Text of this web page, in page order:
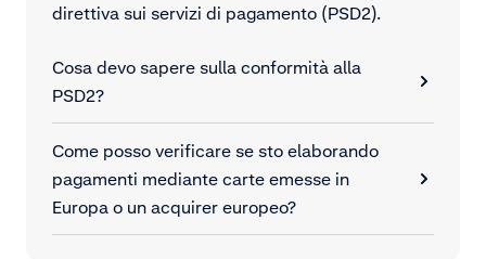
direttiva sui servizi di pagamento (PSD2).
Cosa devo sapere sulla conformità alla
PSD2?
Come posso verificare se sto elaborando
pagamenti mediante carte emesse in
Europa o un acquirer europeo?